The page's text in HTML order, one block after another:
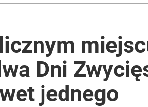
Dni
jednego